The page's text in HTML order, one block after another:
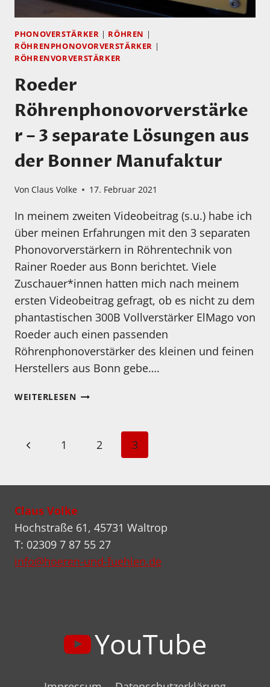
PHONOVERSTÄRKER RÖHREN
RÖHRENPHONOVORVERSTÄRKER
RÖHRENVORVERSTÄRKER
Roeder
Röhrenphonovorverstärke
r – 3 separate Lösungen aus
der Bonner Manufaktur
Von Claus Volke 17. Februar 2021
In meinem zweiten Videobeitrag (s.u.) habe ich
über meinen Erfahrungen mit den 3 separaten
Phonovorverstärkern in Röhrentechnik von
Rainer Roeder aus Bonn berichtet. Viele
Zuschauer*innen hatten mich nach meinem
ersten Videobeitrag gefragt, ob es nicht zu dem
phantastischen 300B Vollverstärker ElMago von
Roeder auch einen passenden
Röhrenphonoverstärker des kleinen und feinen
Herstellers aus Bonn gebe….
WEITERLESENROEDER
SEPARATE
Seitennavigation
Vorherige
1 2 3
Claus Volke
Hochstraße 61, 45731 Waltrop
T: 02309 7 87 55 27
info@hoeren-und-fuehlen.de
YouTube